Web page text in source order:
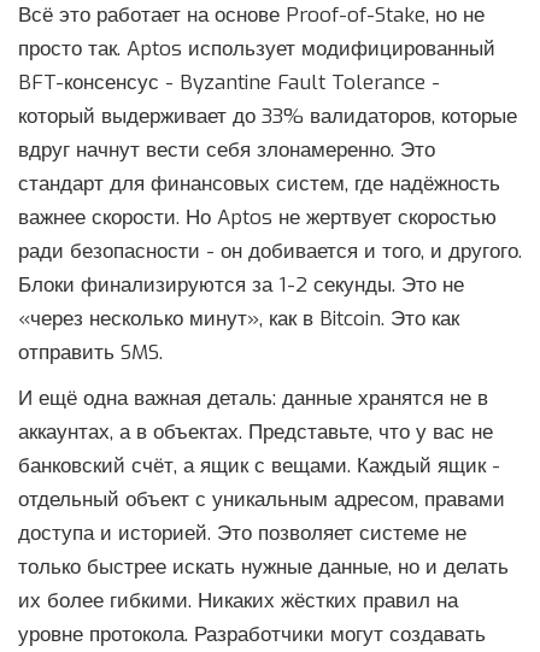
Всё это работает на основе Proof-of-Stake, но не
просто так. Aptos использует модифицированный
BFT-консенсус - Byzantine Fault Tolerance -
который выдерживает до 33% валидаторов, которые
вдруг начнут вести себя злонамеренно. Это
стандарт для финансовых систем, где надёжность
важнее скорости. Но Aptos не жертвует скоростью
ради безопасности - он добивается и того, и другого.
Блоки финализируются за 1-2 секунды. Это не
«через несколько минут», как в Bitcoin. Это как
отправить SMS.
И ещё одна важная деталь: данные хранятся не в
аккаунтах, а в объектах. Представьте, что у вас не
банковский счёт, а ящик с вещами. Каждый ящик -
отдельный объект с уникальным адресом, правами
доступа и историей. Это позволяет системе не
только быстрее искать нужные данные, но и делать
их более гибкими. Никаких жёстких правил на
уровне протокола. Разработчики могут создавать